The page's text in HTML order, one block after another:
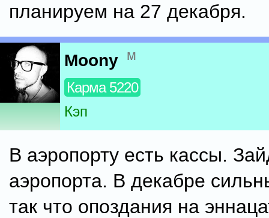
планируем на 27 декабря.
Moony м
Карма 5220
Кэп
В аэропорту есть кассы.
аэропорта. В декабре
так что опоздания на